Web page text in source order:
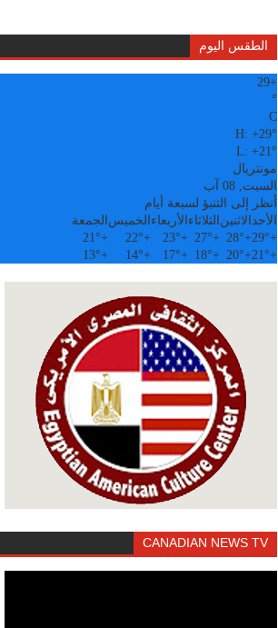
الطقس اليوم
+
29
°
C
H: +29°
L: +21°
مونتريال
السبت, 08 آب
أنظر إلى التنبؤ لسبعة أيام
الأحد الاثنين الثلاثاء الأربعاء الخميس الجمعة
+
29°
+
28°
+
27°
+
23°
+
22°
+
21°
+
21°
+
20°
+
18°
+
17°
+
14°
+
13°
CANADIAN NEWS TV